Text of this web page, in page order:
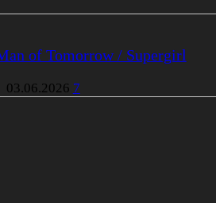
of Tomorrow / Supergirl
03.06.2026 7